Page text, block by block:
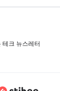
테크 뉴스레터